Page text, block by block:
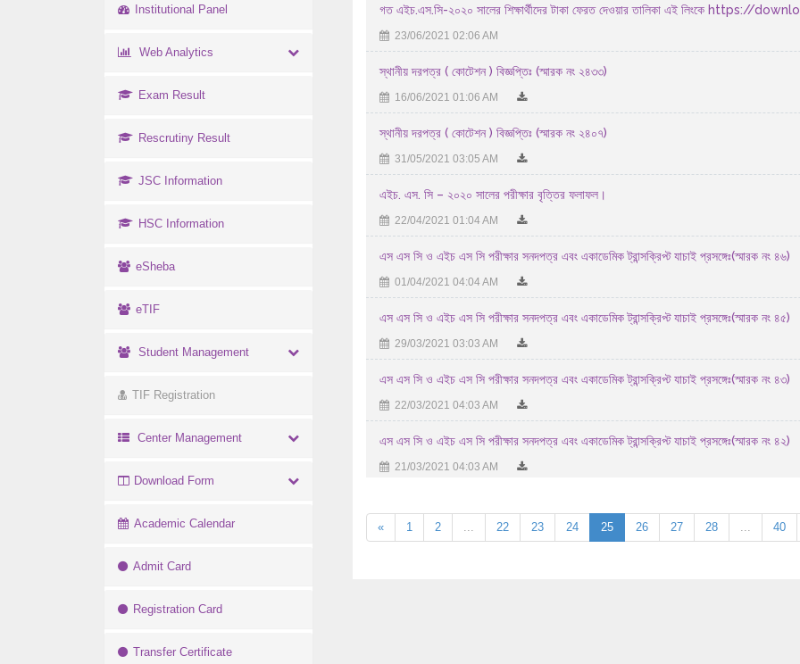
Institutional Panel
Web Analytics
Exam Result
Rescrutiny Result
JSC Information
HSC Information
eSheba
eTIF
Student Management
TIF Registration
Center Management
Download Form
Academic Calendar
Admit Card
Registration Card
Transfer Certificate
গত এইচ.এস.সি-২০২০ সালের শিক্ষার্থীদের টাকা ফেরত দেওয়ার তালিকা এই লিংকে
23/06/2021 02:06 AM
স্থানীয় দরপত্র ( কোটেশন ) বিজ্ঞপ্তিঃ (স্মারক নং ২৪৩৩)
16/06/2021 01:06 AM
স্থানীয় দরপত্র ( কোটেশন ) বিজ্ঞপ্তিঃ (স্মারক নং ২৪০৭)
31/05/2021 03:05 AM
এইচ. এস. সি – ২০২০ সালের পরীক্ষার বৃত্তির ফলাফল।
22/04/2021 01:04 AM
এস এস সি ও এইচ এস সি পরীক্ষার সনদপত্র এবং একাডেমিক ট্রান্সক্রিপ্ট যাচাই প্রসঙ্গেঃ(স্মারক নং ৪৬)
01/04/2021 04:04 AM
এস এস সি ও এইচ এস সি পরীক্ষার সনদপত্র এবং একাডেমিক ট্রান্সক্রিপ্ট যাচাই প্রসঙ্গেঃ(স্মারক নং ৪৫)
29/03/2021 03:03 AM
এস এস সি ও এইচ এস সি পরীক্ষার সনদপত্র এবং একাডেমিক ট্রান্সক্রিপ্ট যাচাই প্রসঙ্গেঃ(স্মারক নং ৪৩)
22/03/2021 04:03 AM
এস এস সি ও এইচ এস সি পরীক্ষার সনদপত্র এবং একাডেমিক ট্রান্সক্রিপ্ট যাচাই প্রসঙ্গেঃ(স্মারক নং ৪২)
21/03/2021 04:03 AM
« 1 2 ... 22 23 24 25 26 27 28 ... 40